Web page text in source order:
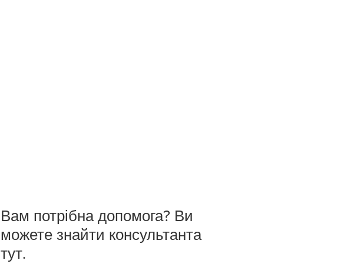
Вам потрібна допомога? Ви
можете знайти консультанта
тут.